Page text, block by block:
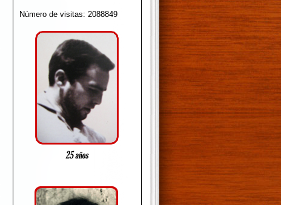
Número de visitas: 2088849